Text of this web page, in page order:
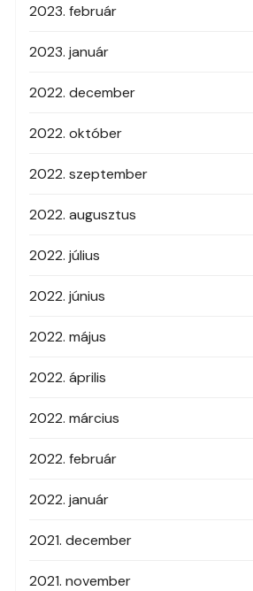
2023. február
2023. január
2022. december
2022. október
2022. szeptember
2022. augusztus
2022. július
2022. június
2022. május
2022. április
2022. március
2022. február
2022. január
2021. december
2021. november